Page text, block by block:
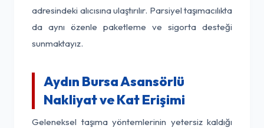
adresindeki alıcısına ulaştırılır. Parsiyel taşımacılıkta
da aynı özenle paketleme ve sigorta desteği
sunmaktayız.
Aydın Bursa Asansörlü
Nakliyat ve Kat Erişimi
Geleneksel taşıma yöntemlerinin yetersiz kaldığı